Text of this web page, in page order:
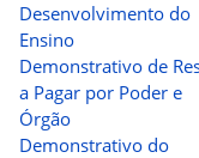
Desenvolvimento do
Ensino
Demonstrativo de
a Pagar por Poder e
Órgão
Demonstrativo do